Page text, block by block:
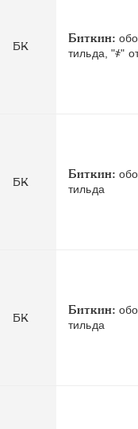
БК
Биткин:
тильда, "҂"
БК
Биткин:
тильда
БК
Биткин:
тильда